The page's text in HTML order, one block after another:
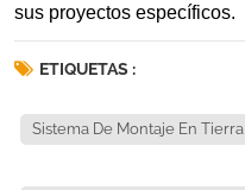
sus proyectos específicos.
ETIQUETAS :
Sistema De Montaje En Tierra